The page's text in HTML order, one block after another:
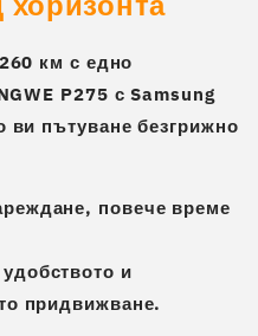
260 км с едно
P275 сSamsung
ви пътуване безгрижно
повече време
и
придвижване.